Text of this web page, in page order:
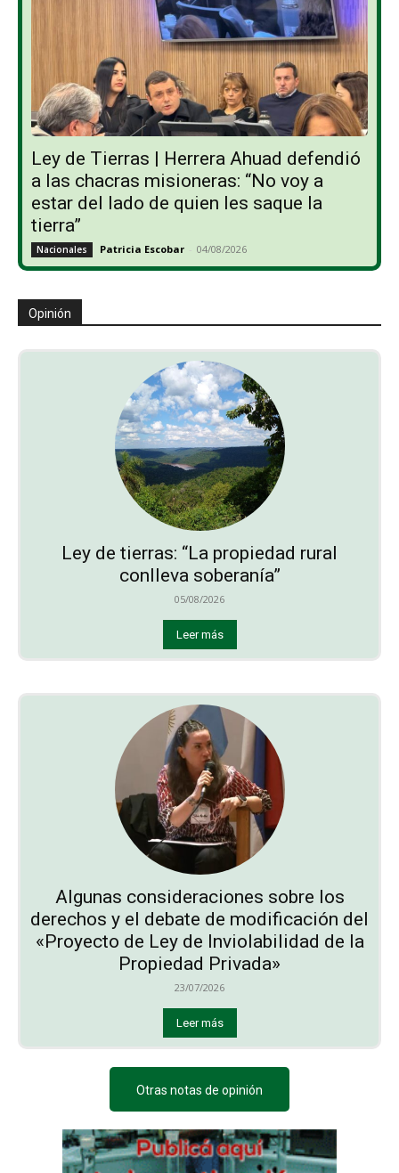
Ley de Tierras | Herrera Ahuad defendió
a las chacras misioneras: “No voy a
estar del lado de quien les saque la
tierra”
Nacionales Patricia Escobar - 04/08/2026
Opinión
Ley de tierras: “La propiedad rural
conlleva soberanía”
05/08/2026
Leer más
Algunas consideraciones sobre los
derechos y el debate de modificación del
«Proyecto de Ley de Inviolabilidad de la
Propiedad Privada»
23/07/2026
Leer más
Otras notas de opinión